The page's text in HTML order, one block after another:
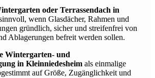
oder Terrassendach in
wenn Glasdächer, Rahmen und
gründlich, sicher und streifenfrei von
Ablagerungen befreit werden sollen.
Wintergarten- und
in Kleinniedesheim als einmalige
auf Größe, Zugänglichkeit und